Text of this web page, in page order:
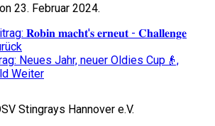
23. Februar 2024.
𝐑𝐨𝐛𝐢𝐧 𝐦𝐚𝐜𝐡𝐭'𝐬 𝐞𝐫𝐧𝐞𝐮𝐭 - 𝐂𝐡𝐚𝐥𝐥𝐞𝐧𝐠𝐞
Neues Jahr, neuer Oldies Cup👴,
Weiter
Stingrays Hannover e.V.